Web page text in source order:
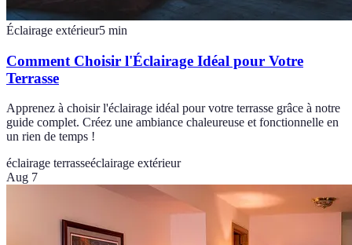
Éclairage extérieur5 min
Comment Choisir l'Éclairage Idéal pour Votre
Terrasse
Apprenez à choisir l'éclairage idéal pour votre terrasse grâce à notre
guide complet. Créez une ambiance chaleureuse et fonctionnelle en
un rien de temps !
éclairage terrasseéclairage extérieur
Aug 7